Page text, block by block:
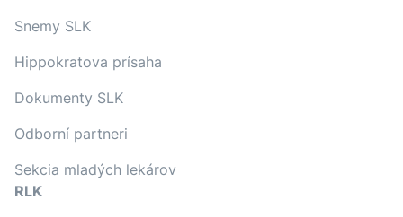
Snemy SLK
Hippokratova prísaha
Dokumenty SLK
Odborní partneri
Sekcia mladých lekárov
RLK